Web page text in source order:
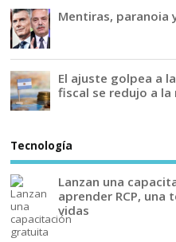
Mentiras, paranoia
El ajuste golpea a
fiscal se redujo a la
Tecnología
Lanzan una
aprender RCP, una
vidas